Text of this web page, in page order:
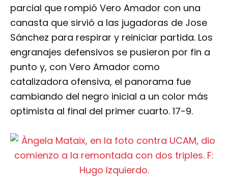
parcial que rompió Vero Amador con una
canasta que sirvió a las jugadoras de Jose
Sánchez para respirar y reiniciar partida. Los
engranajes defensivos se pusieron por fin a
punto y, con Vero Amador como
catalizadora ofensiva, el panorama fue
cambiando del negro inicial a un color más
optimista al final del primer cuarto. 17-9.